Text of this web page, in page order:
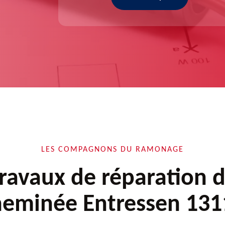
LES COMPAGNONS DU RAMONAGE
de réparation
Entressen